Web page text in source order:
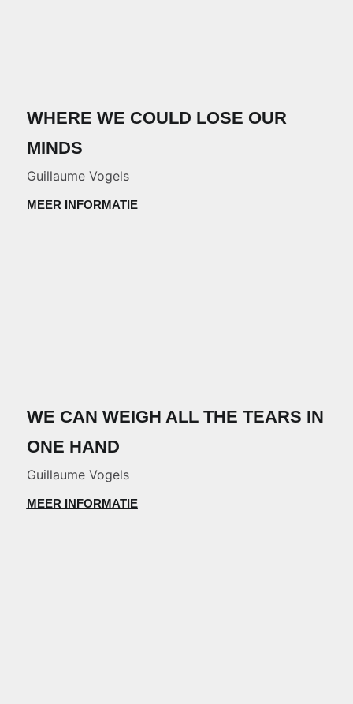
WHERE WE COULD LOSE OUR
MINDS
Guillaume Vogels
MEER INFORMATIE
WE CAN WEIGH ALL THE TEARS IN
ONE HAND
Guillaume Vogels
MEER INFORMATIE